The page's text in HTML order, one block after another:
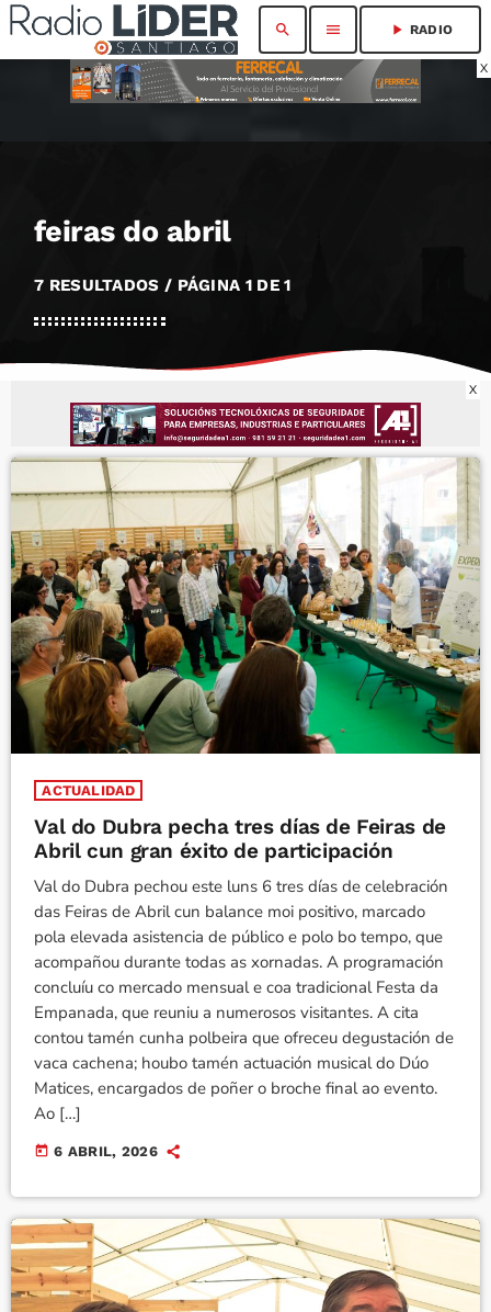
X
search menu play_arrow RADIO
feiras do abril
7 RESULTADOS / PÁGINA 1 DE 1
X
ACTUALIDAD
Val do Dubra pecha tres días de Feiras de
Abril cun gran éxito de participación
Val do Dubra pechou este luns 6 tres días de celebración
das Feiras de Abril cun balance moi positivo, marcado
pola elevada asistencia de público e polo bo tempo, que
acompañou durante todas as xornadas. A programación
concluíu co mercado mensual e coa tradicional Festa da
Empanada, que reuniu a numerosos visitantes. A cita
contou tamén cunha polbeira que ofreceu degustación de
vaca cachena; houbo tamén actuación musical do Dúo
Matices, encargados de poñer o broche final ao evento.
Ao […]
today 6 ABRIL, 2026